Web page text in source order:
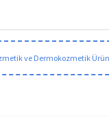
ve Dermokozmetik